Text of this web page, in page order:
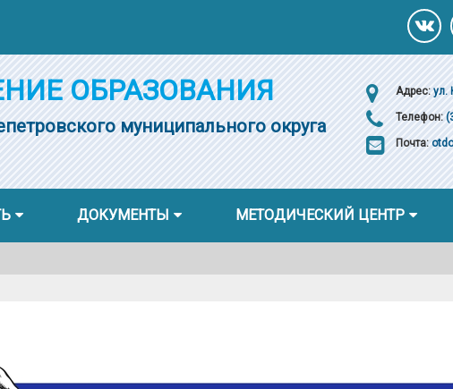
ОБРАЗОВАНИЯ
муниципального округа
Адрес: ул.
Телефон:
Почта:
ДОКУМЕНТЫ МЕТОДИЧЕСКИЙ ЦЕНТР